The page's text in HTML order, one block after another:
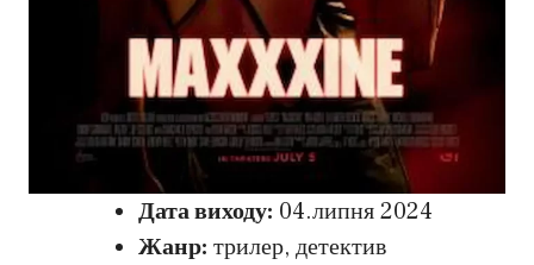
Дата виходу: 04.липня 2024
Жанр: трилер, детектив